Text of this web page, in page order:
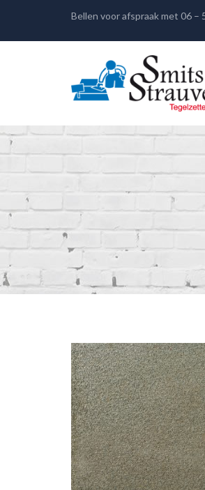
Bellen voor afspraak met 06 –